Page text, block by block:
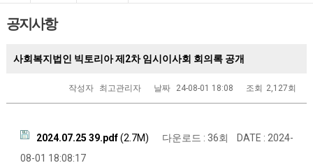
공지사항
사회복지법인 빅토리아 제2차 임시이사회 회의록 공개
작성자 최고관리자 날짜 24-08-01 18:08 조회 2,127회
2024.07.25 39.pdf(2.7M) 다운로드 : 36회
DATE : 2024-
08-01 18:08:17